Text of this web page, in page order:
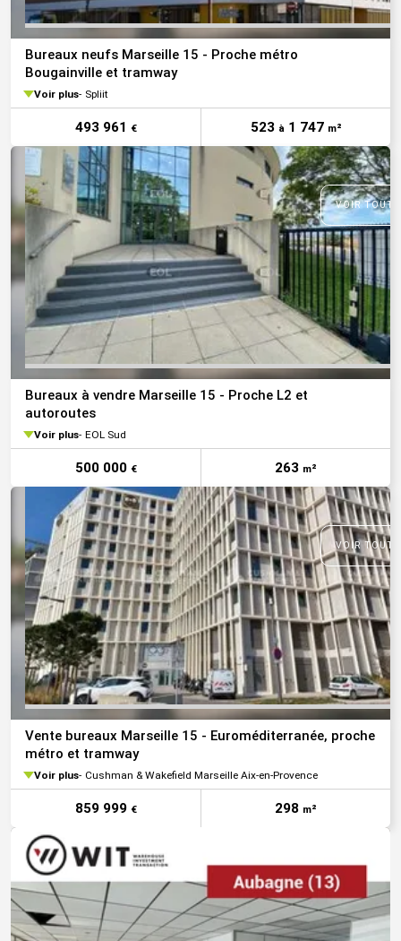
Bureaux neufs Marseille 15 - Proche métro
Bougainville et tramway
Voir plus Spliit
493 961 € 523 à 1 747 m²
VOIR
Bureaux à vendre Marseille 15 - Proche L2 et
autoroutes
Voir plus EOL Sud
500 000 € 263 m²
VOIR
Vente bureaux Marseille 15 - Euroméditerranée, proche
métro et tramway
Voir plus Cushman & Wakefield Marseille Aix-en-Provence
859 999 € 298 m²